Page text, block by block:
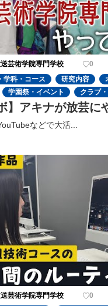
芸術学院専門学校
0
学科・コース 研究内容
学園祭・イベント クラブ
】アキナが放芸に
などで大活...
芸術学院専門学校
0